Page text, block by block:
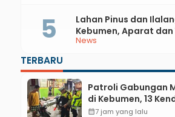
News
Lahan Pinus dan
Kebumen, Aparat
Padamkan Api Secara
TERBARU
Patroli Gabungan
di Kebumen, 13
Terjaring Razia
calendar_month7 jam yang lalu